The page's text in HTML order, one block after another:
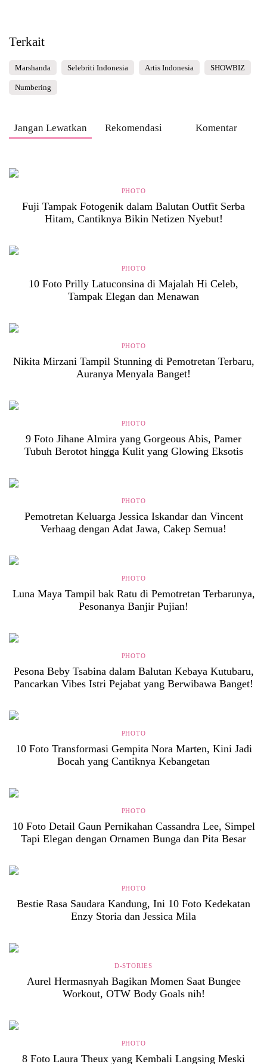
Terkait
Marshanda Selebriti Indonesia Artis Indonesia SHOWBIZ
Numbering
Jangan Lewatkan Rekomendasi Komentar
PHOTO
Fuji Tampak Fotogenik dalam Balutan Outfit Serba
Hitam, Cantiknya Bikin Netizen Nyebut!
PHOTO
10 Foto Prilly Latuconsina di Majalah Hi Celeb,
Tampak Elegan dan Menawan
PHOTO
Nikita Mirzani Tampil Stunning di Pemotretan Terbaru,
Auranya Menyala Banget!
PHOTO
9 Foto Jihane Almira yang Gorgeous Abis, Pamer
Tubuh Berotot hingga Kulit yang Glowing Eksotis
PHOTO
Pemotretan Keluarga Jessica Iskandar dan Vincent
Verhaag dengan Adat Jawa, Cakep Semua!
PHOTO
Luna Maya Tampil bak Ratu di Pemotretan Terbarunya,
Pesonanya Banjir Pujian!
PHOTO
Pesona Beby Tsabina dalam Balutan Kebaya Kutubaru,
Pancarkan Vibes Istri Pejabat yang Berwibawa Banget!
PHOTO
10 Foto Transformasi Gempita Nora Marten, Kini Jadi
Bocah yang Cantiknya Kebangetan
PHOTO
10 Foto Detail Gaun Pernikahan Cassandra Lee, Simpel
Tapi Elegan dengan Ornamen Bunga dan Pita Besar
PHOTO
Bestie Rasa Saudara Kandung, Ini 10 Foto Kedekatan
Enzy Storia dan Jessica Mila
D-STORIES
Aurel Hermasnyah Bagikan Momen Saat Bungee
Workout, OTW Body Goals nih!
PHOTO
8 Foto Laura Theux yang Kembali Langsing Meski